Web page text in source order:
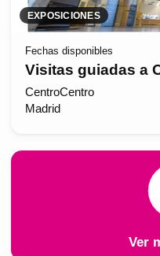
EXPOSICIONES
Fechas disponibles
Visitas guiadas a
CentroCentro
Madrid
Ver